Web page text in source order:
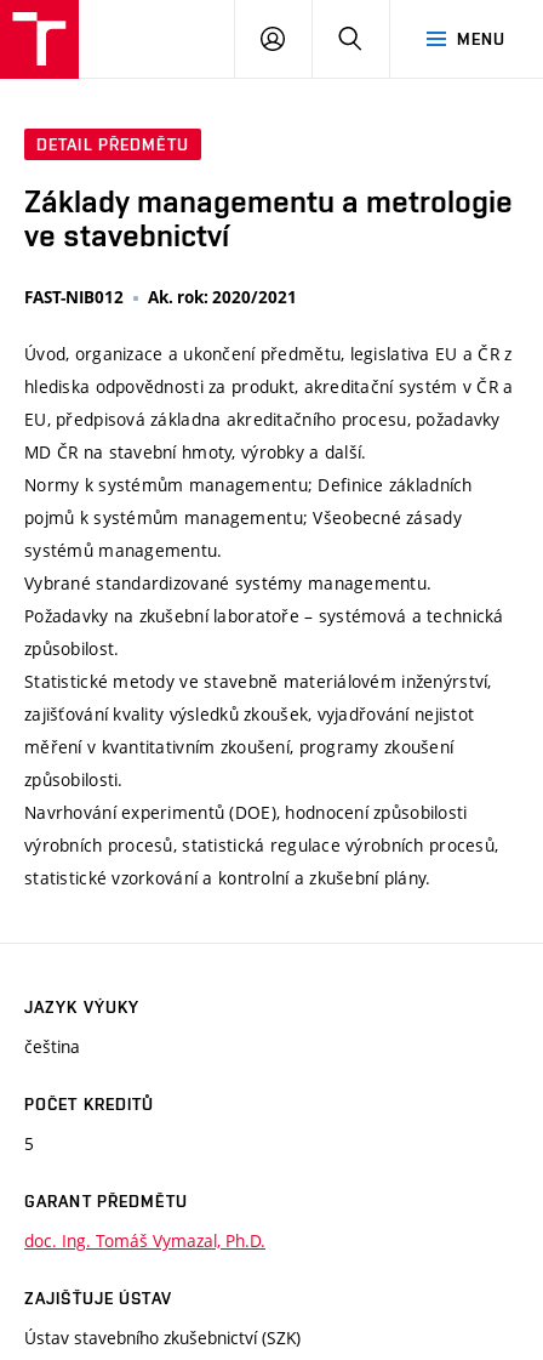
MENU
PŘIHLÁSIT
DETAIL PŘEDMĚTU
Základy managementu a metrologie
ve stavebnictví
FAST-NIB012 Ak. rok: 2020/2021
Úvod, organizace a ukončení předmětu, legislativa EU a ČR z
hlediska odpovědnosti za produkt, akreditační systém v ČR a
EU, předpisová základna akreditačního procesu, požadavky
MD ČR na stavební hmoty, výrobky a další.
Normy k systémům managementu; Definice základních
pojmů k systémům managementu; Všeobecné zásady
systémů managementu.
Vybrané standardizované systémy managementu.
Požadavky na zkušební laboratoře – systémová a technická
způsobilost.
Statistické metody ve stavebně materiálovém inženýrství,
zajišťování kvality výsledků zkoušek, vyjadřování nejistot
měření v kvantitativním zkoušení, programy zkoušení
způsobilosti.
Navrhování experimentů (DOE), hodnocení způsobilosti
výrobních procesů, statistická regulace výrobních procesů,
statistické vzorkování a kontrolní a zkušební plány.
JAZYK VÝUKY
čeština
POČET KREDITŮ
5
GARANT PŘEDMĚTU
doc. Ing. Tomáš Vymazal, Ph.D.
ZAJIŠŤUJE ÚSTAV
Ústav stavebního zkušebnictví (SZK)